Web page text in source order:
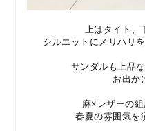
上はタイト、
シルエットにメリハリ
サンダルも上品
お出か
麻×レザーの
春夏の雰囲気を